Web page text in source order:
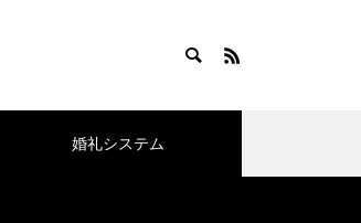
婚礼システム